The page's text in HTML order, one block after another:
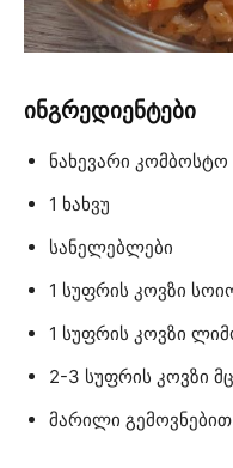
ინგრედიენტები
ნახევარი კომბოსტო
1 ხახვუ
სანელებლები
1 სუფრის კოვზი
1 სუფრის კოვზი
2-3 სუფრის კოვზი
მარილი გემოვნებით